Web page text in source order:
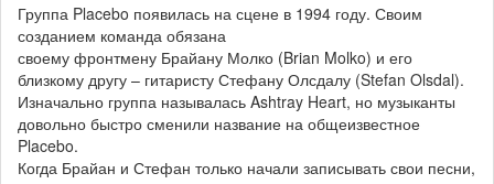
Группа Placebo появилась на сцене в 1994 году. Своим
созданием команда обязана
своему фронтмену Брайану Молко (Brian Molko) и его
близкому другу – гитаристу Стефану Олсдалу (Stefan Olsdal).
Изначально группа называлась Ashtray Heart, но музыканты
довольно быстро сменили название на общеизвестное
Placebo.
Когда Брайан и Стефан только начали записывать свои песни,